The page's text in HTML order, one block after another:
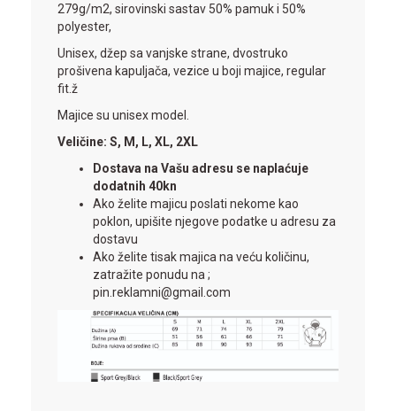
279g/m2, sirovinski sastav 50% pamuk i 50%
polyester,
Unisex, džep sa vanjske strane, dvostruko
prošivena kapuljača, vezice u boji majice, regular
fit.ž
Majice su unisex model.
Veličine: S, M, L, XL, 2XL
Dostava na Vašu adresu se naplaćuje
dodatnih 40kn
Ako želite majicu poslati nekome kao
poklon, upišite njegove podatke u adresu za
dostavu
Ako želite tisak majica na veću količinu,
zatražite ponudu na ;
pin.reklamni@gmail.com